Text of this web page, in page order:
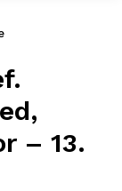
– 13.